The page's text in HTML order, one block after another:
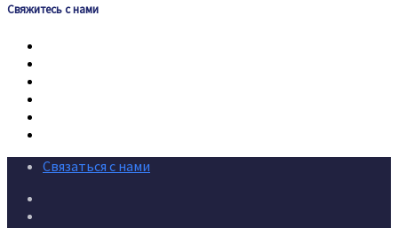
Свяжитесь с нами
Связаться с нами